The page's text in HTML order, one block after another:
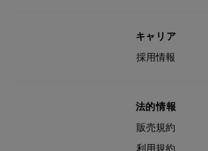
キャリア
採用情報
法的情報
販売規約
利用規約